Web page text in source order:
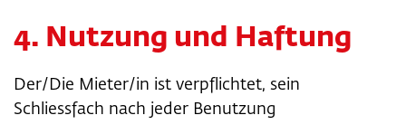
4. Nutzung und Haftung
Der/Die Mieter/in ist verpflichtet, sein
Schliessfach nach jeder Benutzung